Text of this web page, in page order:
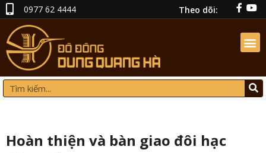
0977 62 4444 Theo dõi:
Hoàn thiện và bàn giao đôi hạc